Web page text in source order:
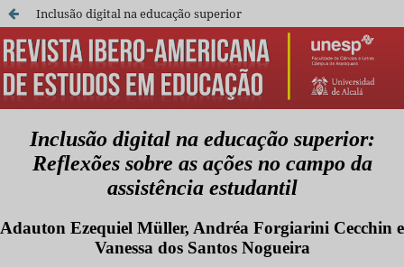
Inclusão digital na educação superior